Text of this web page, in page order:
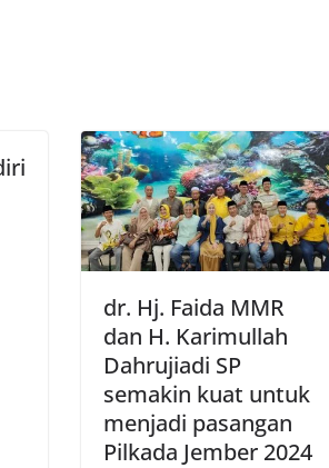
dr. Hj. Faida MMR
dan H. Karimullah
Dahrujiadi SP
semakin kuat untuk
menjadi pasangan
Pilkada Jember 2024